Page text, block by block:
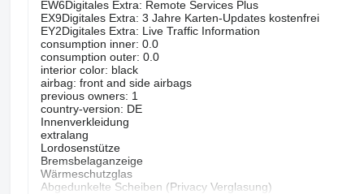
EW6Digitales Extra: Remote Services Plus
EX9Digitales Extra: 3 Jahre Karten-Updates kostenfrei
EY2Digitales Extra: Live Traffic Information
consumption inner: 0.0
consumption outer: 0.0
interior color: black
airbag: front and side airbags
previous owners: 1
country-version: DE
Innenverkleidung
extralang
Lordosenstütze
Bremsbelaganzeige
Wärmeschutzglas
Abgedunkelte Scheiben (Privacy Verglasung)